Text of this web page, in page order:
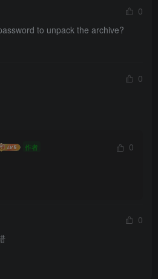
0
to unpack the archive?
0
作者
0
0